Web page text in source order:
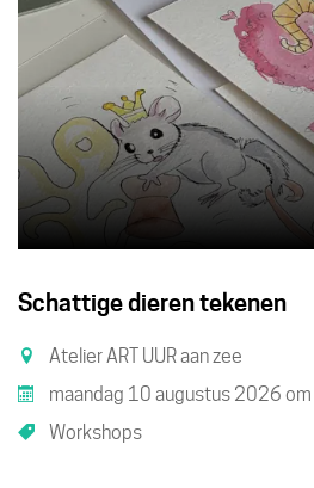
Schattige dieren tekenen
Atelier ART UUR aan zee
maandag 10 augustus 2026 om
Workshops